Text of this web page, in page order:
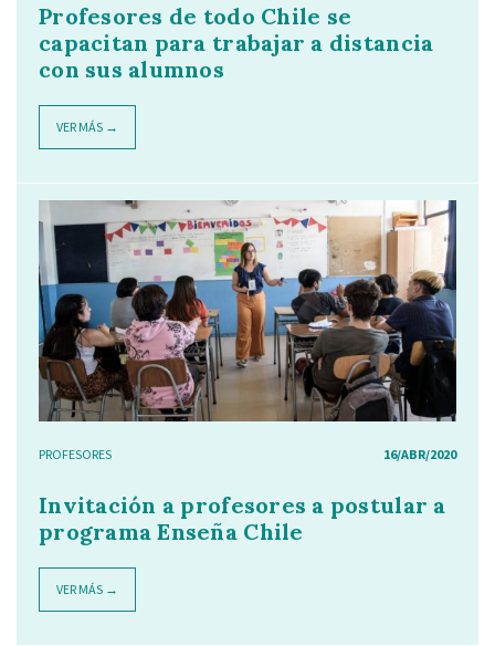
Profesores de todo Chile se
capacitan para trabajar a distancia
con sus alumnos
VER MÁS →
PROFESORES 16/ABR/2020
Invitación a profesores a postular a
programa Enseña Chile
VER MÁS →